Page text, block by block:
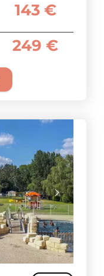
143 €
249 €